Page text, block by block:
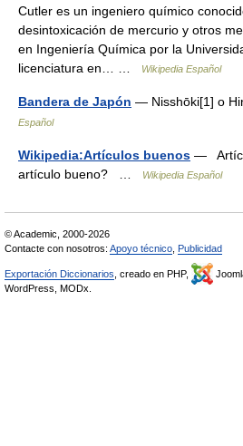
Cutler es un ingeniero químico
desintoxicación de mercurio y otros
en Ingeniería Química por la
licenciatura en… …
Wikipedia Español
Bandera de Japón — Nisshōki[1] o
Español
Wikipedia:Artículos buenos —
artículo bueno? …
Wikipedia Español
© Academic, 2000-2026
Contacte con nosotros: Apoyo técnico Publicidad
Exportación Diccionarios , creado en PHP,
WordPress, MODx.